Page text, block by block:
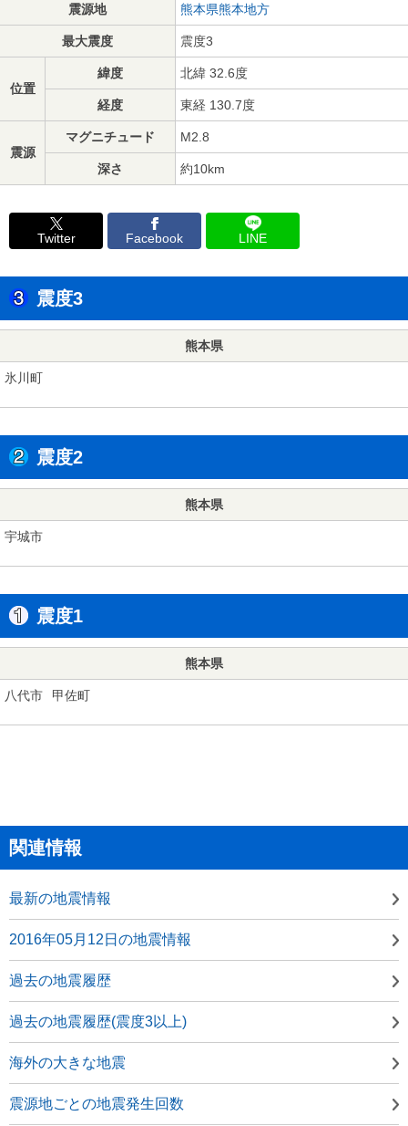
震源地 熊本県熊本地方
最大震度 震度3
位置
緯度 北緯 32.6度
経度 東経 130.7度
震源
マグニチュード M2.8
深さ 約10km
Twitter Facebook LINE
震度3
熊本県
氷川町
震度2
熊本県
宇城市
震度1
熊本県
八代市 甲佐町
関連情報
最新の地震情報
2016年05月12日の地震情報
過去の地震履歴
過去の地震履歴(震度3以上)
海外の大きな地震
震源地ごとの地震発生回数